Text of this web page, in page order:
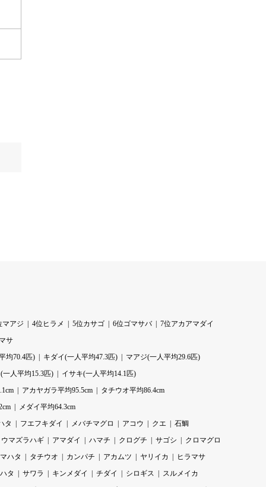
マアジ 4位ヒラメ 5位カサゴ 6位ゴマサバ
7位アカアマダイ
サ
均70.4匹)
キダイ(一人平均47.3匹)
マアジ(一人平均29.6匹)
一人平均15.3匹)
イサキ(一人平均14.1匹)
アカヤガラ平均95.5cm
タチウオ平均86.4cm
メダイ平均64.3cm
タ
フエフキダイ メバチマグロ アコウ クエ
石鯛
ウマズラハギ
アマダイ ハマチ クログチ サゴシ
クロマグロ
マハタ
タチウオ カンパチ アカムツ ヤリイカ
ヒラマサ
タ
サワラ キンメダイ チダイ シロギス
スルメイカ